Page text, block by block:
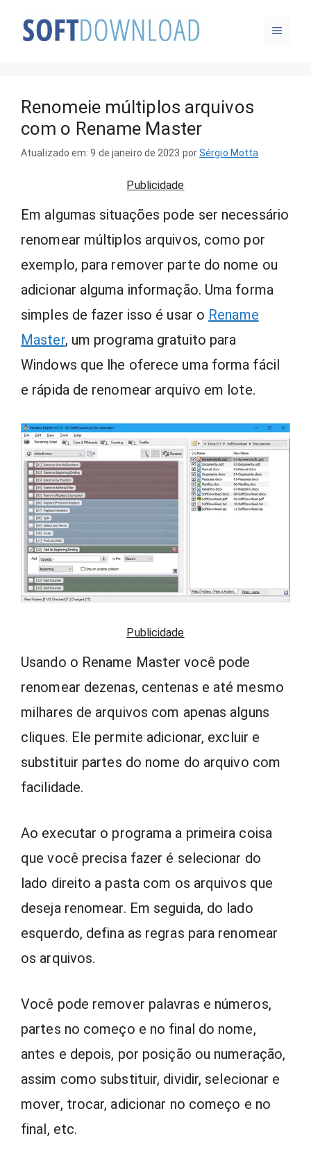
para
MENU
Renomeie múltiplos arquivos
com o Rename Master
Atualizado em: 9 de janeiro de 2023 porSérgio Motta
Publicidade
Em algumas situações pode ser necessário
renomear múltiplos arquivos, como por
exemplo, para remover parte do nome ou
adicionar alguma informação. Uma forma
simples de fazer isso é usar o Rename
Master, um programa gratuito para
Windows que lhe oferece uma forma fácil
e rápida de renomear arquivo em lote.
Publicidade
Usando o Rename Master você pode
renomear dezenas, centenas e até mesmo
milhares de arquivos com apenas alguns
cliques. Ele permite adicionar, excluir e
substituir partes do nome do arquivo com
facilidade.
Ao executar o programa a primeira coisa
que você precisa fazer é selecionar do
lado direito a pasta com os arquivos que
deseja renomear. Em seguida, do lado
esquerdo, defina as regras para renomear
os arquivos.
Você pode remover palavras e números,
partes no começo e no final do nome,
antes e depois, por posição ou numeração,
assim como substituir, dividir, selecionar e
mover, trocar, adicionar no começo e no
final, etc.